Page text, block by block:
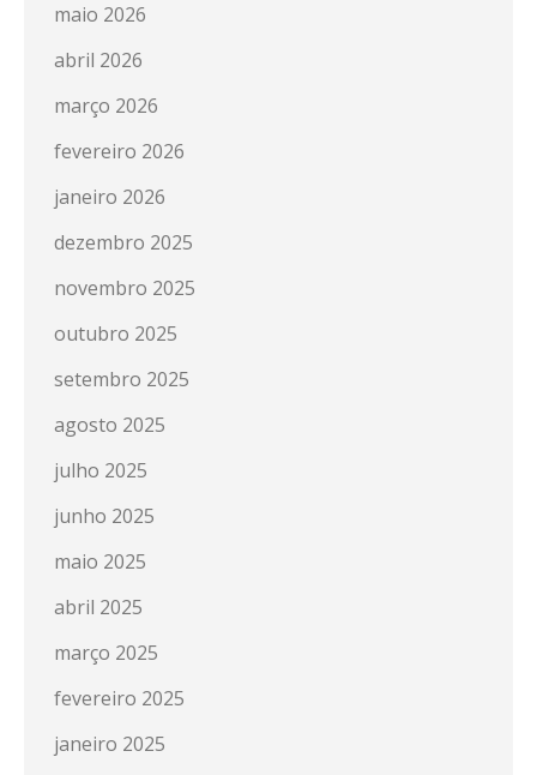
maio 2026
abril 2026
março 2026
fevereiro 2026
janeiro 2026
dezembro 2025
novembro 2025
outubro 2025
setembro 2025
agosto 2025
julho 2025
junho 2025
maio 2025
abril 2025
março 2025
fevereiro 2025
janeiro 2025